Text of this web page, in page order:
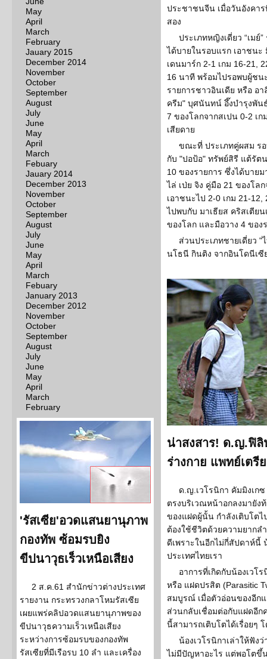
May
April
March
February
Jauary 2015
December 2014
November
October
September
August
July
June
May
April
March
Febuary
Jauary 2014
December 2013
November
October
September
August
July
June
May
April
March
Febuary
January 2013
December 2012
November
October
September
August
July
June
May
April
March
February
'รัสเซีย'อวดแสนยานุภาพ
กองทัพ ซ้อมรบยิง
ขีปนาวุธเร็วเหนือเสียง
2 ส.ค.61 สำนักข่าวต่างประเทศ
รายงาน กระทรวงกลาโหมรัสเซีย
เผยแพร่คลิปอวดแสนยานุภาพของ
ขีปนาวุธความเร็วเหนือเสียง
ระหว่างการซ้อมรบของกองทัพ
รัสเซียที่มีเรือรบ 10 ลำ และเครื่อง
ประชาชนจีน เมื่อวันอังคา
สอง
ประเภทหญิงเดี่ยว “เม
ได้บายในรอบแรก เอาชน
เดนมาร์ก 2-1 เกม 16-21,
16 นาที พร้อมไปรอพบผู้ชน
รายการชาวอินเดีย หรือ อ
ครีม" บุศนันทน์ อึ๊งบำรุงพัน
7 ของโลกจากสเปน 0-2 เ
เสียดาย
ขณะที่ ประเภทคู่ผสม ร
กับ "ปอป้อ" ทรัพย์สิรี แต้รัต
10 ของรายการ ซึ่งได้บาย
ไล่ เป่ย จิง คู่มือ 21 ของโล
เอาชนะไป 2-0 เกม 21-
ไปพบกับ มาเธียส คริสเตีย
ของโลก และมือวาง 4 ของ
ส่วนประเภทชายเดี่ยว
นโธนี กินติง จากอินโดนีเซี
น่าสงสาร! ด.ญ.ฟิ
ร่างกาย แพทย์เต
ด.ญ.เวโรนิกา คัมมิงเก
ตรงบริเวณหน้าอกลงมายัง
ของแฝดผู้นั้น กำลังเติบโต
ต้องใช้ชีวิตด้วยความยากล
ดีเพราะในอีกไม่กี่สัปดาห์นี้
ประเทศไทยเรา
อาการที่เกิดกับน้องเวโ
หรือ แฝดปรสิต (Parasitic
สมบูรณ์ เมื่อตัวอ่อนของอีก
ส่วนกลับเชื่อมต่อกับแฝดอี
นี้สามารถเติบโตได้เรื่อยๆ
น้องเวโรนิกาเล่าให้ฟัง
ไม่มีปัญหาอะไร แต่พอโตขึ้